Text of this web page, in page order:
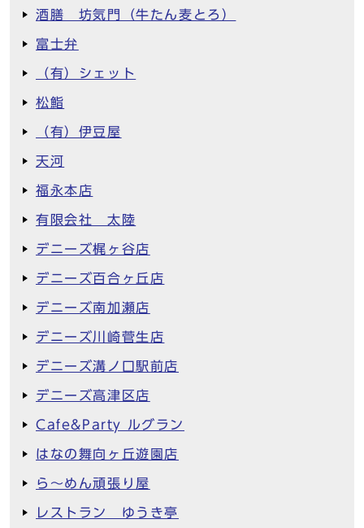
酒膳 坊気門（牛たん麦とろ）
富士弁
（有）シェット
松鮨
（有）伊豆屋
天河
福永本店
有限会社 太陸
デニーズ梶ヶ谷店
デニーズ百合ヶ丘店
デニーズ南加瀬店
デニーズ川崎菅生店
デニーズ溝ノ口駅前店
デニーズ高津区店
Cafe&Party ルグラン
はなの舞向ヶ丘遊園店
ら～めん頑張り屋
レストラン ゆうき亭